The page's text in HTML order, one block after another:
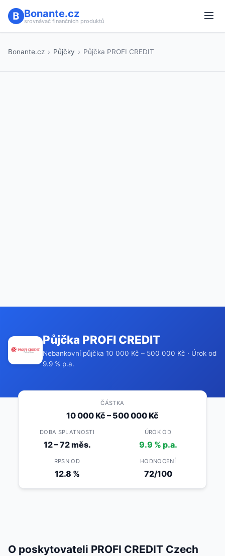
Bonante.cz
srovnávač finančních produktů
Bonante.cz › Půjčky › Půjčka PROFI CREDIT
Půjčka PROFI CREDIT
Nebankovní půjčka 10 000 Kč – 500 000 Kč · Úrok od
9.9 % p.a.
ČÁSTKA
10 000 Kč – 500 000 Kč
DOBA SPLATNOSTI
12 – 72 měs.
ÚROK OD
9.9 % p.a.
RPSN OD
12.8 %
HODNOCENÍ
72/100
O poskytovateli PROFI CREDIT Czech